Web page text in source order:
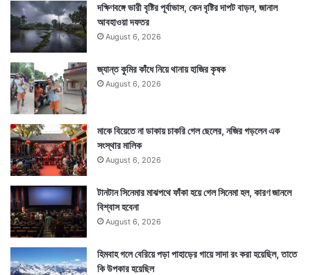
দক্ষিণবঙ্গে ভারী বৃষ্টির পূর্বাভাস, কেন বৃষ্টির দাপট বাড়ল, জানাল
আবহাওয়া দফতর
August 6, 2026
জ্যান্ত কুমির কাঁধে নিয়ে থানায় হাজির কৃষক
August 6, 2026
মাকে বিয়েতে না ডাকায় চাকরি গেল ছেলের, নজির গড়লেন এক
সংস্থার মালিক
August 6, 2026
টানটান সিনেমার মাঝপথে ফাঁকা হয়ে গেল সিনেমা হল, কারণ জানলে
বিশ্বাস হবেনা
August 6, 2026
হিমবাহ গলে বেরিয়ে পড়া পাহাড়ের গায়ে সাদা রং করা হয়েছিল, তাতে
কি উপকার হয়েছিল